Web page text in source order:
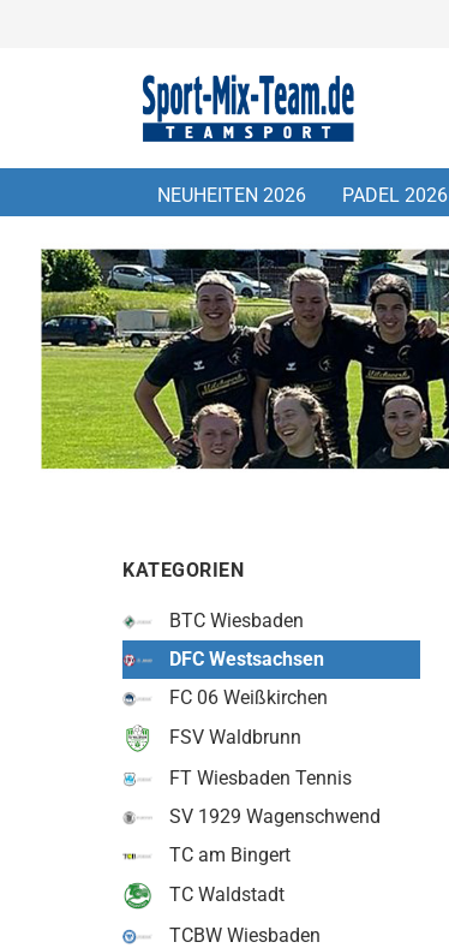
NEUHEITEN 2026 PADEL 2026
KATEGORIEN
BTC Wiesbaden
DFC Westsachsen
FC 06 Weißkirchen
FSV Waldbrunn
FT Wiesbaden Tennis
SV 1929 Wagenschwend
TC am Bingert
TC Waldstadt
TCBW Wiesbaden